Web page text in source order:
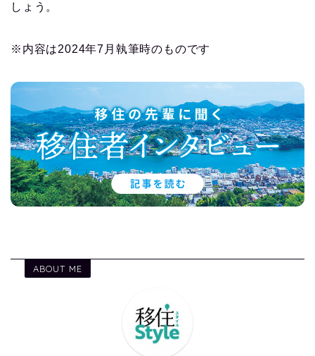
しょう。
※内容は2024年7月執筆時のものです
ABOUT ME